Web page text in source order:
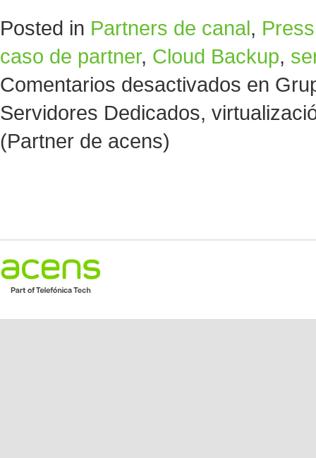
Posted in Partners de canal,
caso de partner, Cloud Backup,
Comentarios desactivados en
Servidores Dedicados,
(Partner de acens)